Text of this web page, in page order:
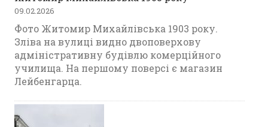
09.02.2026
Фото Житомир Михайлівська 1903 року.
Зліва на вулиці видно двоповерхову
адміністративну будівлю комерційного
училища. На першому поверсі є магазин
Лейбенгарца.